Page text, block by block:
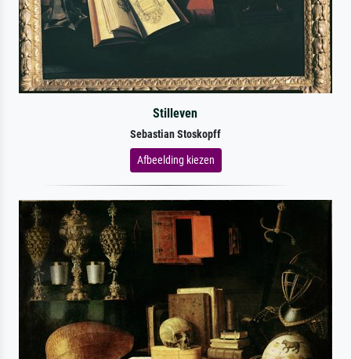
Stilleven
Sebastian Stoskopff
Afbeelding kiezen